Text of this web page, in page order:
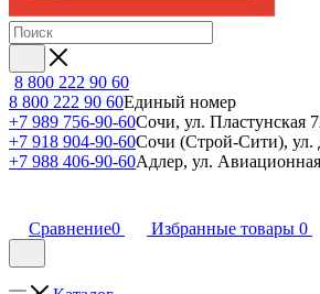
8 800 222 90 60
8 800 222 90 60Единый номер
+7 989 756-90-60Сочи, ул. Пластунская
+7 918 904-90-60Сочи (Строй-Сити), ул.
+7 988 406-90-60Адлер, ул.
Сравнение0 Избранные товары 0